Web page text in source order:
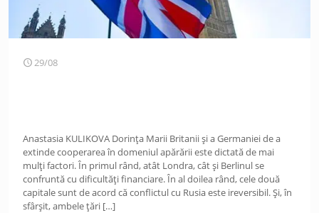
29/08
Anastasia KULIKOVA Dorința Marii Britanii și a Germaniei de a
extinde cooperarea în domeniul apărării este dictată de mai
mulți factori. În primul rând, atât Londra, cât și Berlinul se
confruntă cu dificultăți financiare. În al doilea rând, cele două
capitale sunt de acord că conflictul cu Rusia este ireversibil. Și, în
sfârșit, ambele țări […]